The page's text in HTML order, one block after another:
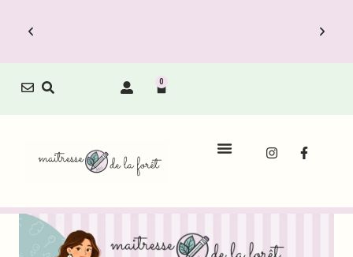
Le Carnet de Direction est dispo !
0